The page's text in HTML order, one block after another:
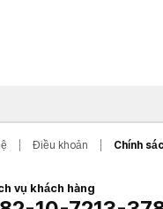
Điều khoản Chính
vụ khách hàng